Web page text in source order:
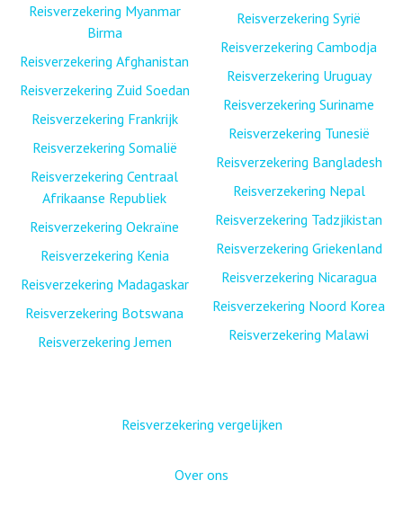
Reisverzekering Myanmar
Birma
Reisverzekering Afghanistan
Reisverzekering Zuid Soedan
Reisverzekering Frankrijk
Reisverzekering Somalië
Reisverzekering Centraal
Afrikaanse Republiek
Reisverzekering Oekraïne
Reisverzekering Kenia
Reisverzekering Madagaskar
Reisverzekering Botswana
Reisverzekering Jemen
Reisverzekering Syrië
Reisverzekering Cambodja
Reisverzekering Uruguay
Reisverzekering Suriname
Reisverzekering Tunesië
Reisverzekering Bangladesh
Reisverzekering Nepal
Reisverzekering Tadzjikistan
Reisverzekering Griekenland
Reisverzekering Nicaragua
Reisverzekering Noord Korea
Reisverzekering Malawi
Reisverzekering vergelijken
Over ons